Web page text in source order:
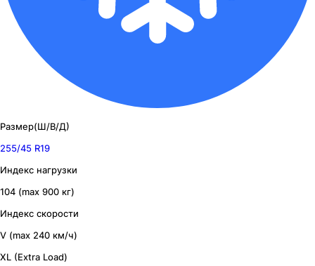
Размер(Ш/В/Д)
255/45 R19
Индекс нагрузки
104 (max 900 кг)
Индекс скорости
V (max 240 км/ч)
XL (Extra Load)